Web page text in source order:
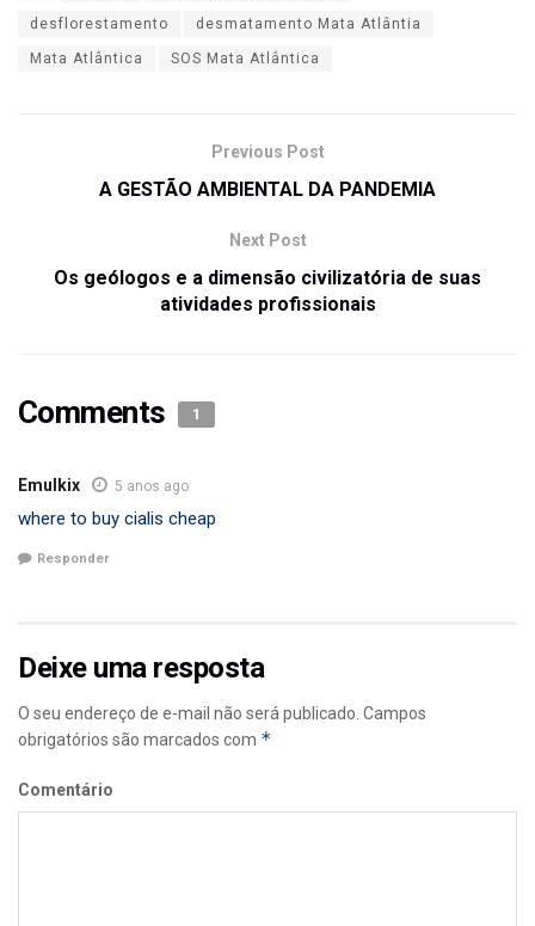
desflorestamento desmatamento Mata Atlântia
Mata Atlântica SOS Mata Atlântica
Previous Post
A GESTÃO AMBIENTAL DA PANDEMIA
Next Post
Os geólogos e a dimensão civilizatória de suas
atividades profissionais
Comments 1
Emulkix 5 anos ago
where to buy cialis cheap
Responder
Deixe uma resposta
O seu endereço de e-mail não será publicado. Campos
obrigatórios são marcados com *
Comentário